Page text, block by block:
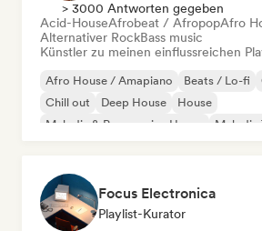
> 3000 Antworten gegeben
Acid-HouseAfrobeat / AfropopAfro
Alternativer RockBass music
Künstler zu meinen einflussreichen
Afro House / Amapiano Beats / Lo-fi
Chill out
Deep House
House
Melodic & Progressive House
Melodic
Focus Electronica
Playlist-Kurator